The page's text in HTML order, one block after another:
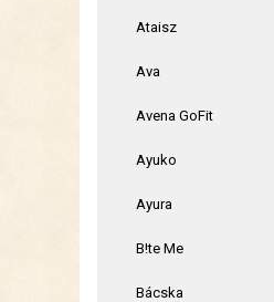
Ataisz
Ava
Avena GoFit
Ayuko
Ayura
B!te Me
Bácska